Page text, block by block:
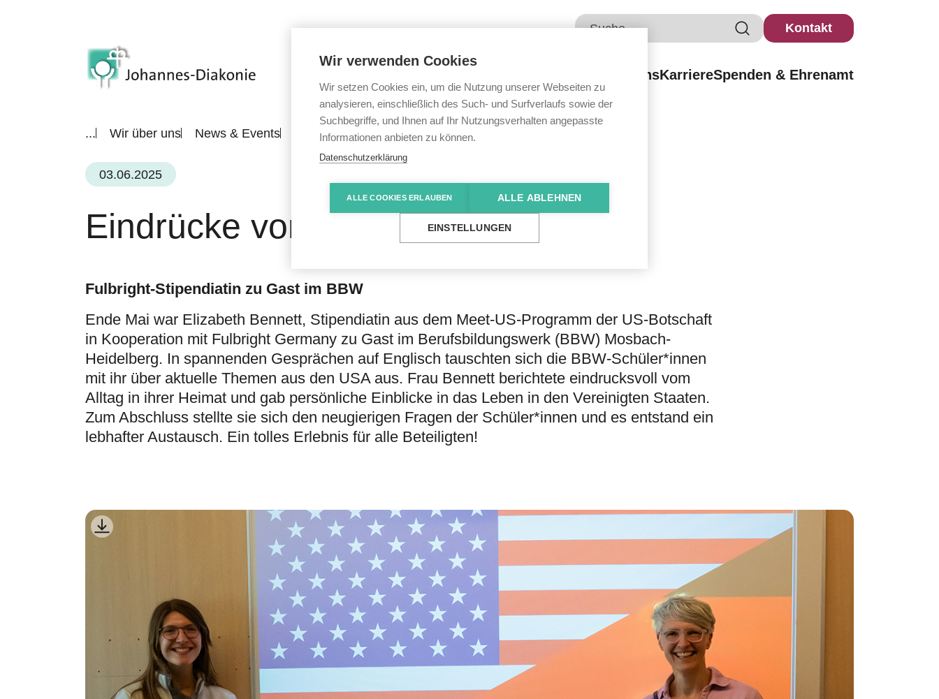
Kontakt
Wir über unsKarriereSpenden & Ehrenamt
... Wir über uns News & Events Alle News Eindrücke vom Alltag in den USA
03.06.2025
Eindrücke vom Alltag in den USA
Fulbright-Stipendiatin zu Gast im BBW
Ende Mai war Elizabeth Bennett, Stipendiatin aus dem Meet-US-Programm der US-Botschaft
in Kooperation mit Fulbright Germany zu Gast im Berufsbildungswerk (BBW) Mosbach-
Heidelberg. In spannenden Gesprächen auf Englisch tauschten sich die BBW-Schüler*innen
mit ihr über aktuelle Themen aus den USA aus. Frau Bennett berichtete eindrucksvoll vom
Alltag in ihrer Heimat und gab persönliche Einblicke in das Leben in den Vereinigten Staaten.
Zum Abschluss stellte sie sich den neugierigen Fragen der Schüler*innen und es entstand ein
lebhafter Austausch. Ein tolles Erlebnis für alle Beteiligten!
Wir verwenden Cookies
Wir setzen Cookies ein, um die Nutzung unserer Webseiten zu
analysieren, einschließlich des Such- und Surfverlaufs sowie der
Suchbegriffe, und Ihnen auf Ihr Nutzungsverhalten angepasste
Informationen anbieten zu können.
Datenschutzerklärung
ALLE COOKIES ERLAUBEN ALLE ABLEHNEN
EINSTELLUNGEN